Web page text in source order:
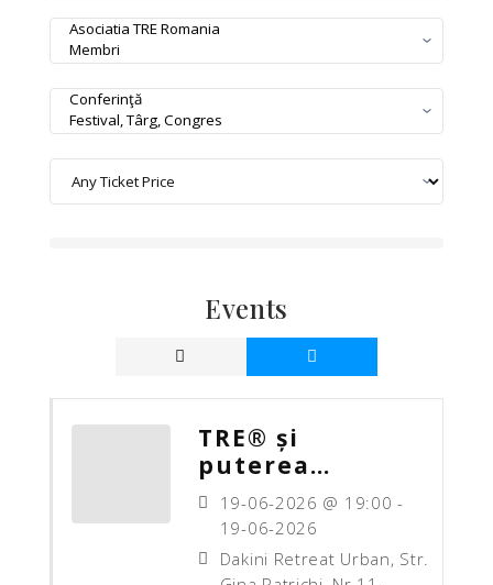
Events
TRE® și
puterea
corpului:
Eliberare și
Conectare
19-06-2026 @ 19:00 -
19-06-2026
Dakini Retreat Urban, Str.